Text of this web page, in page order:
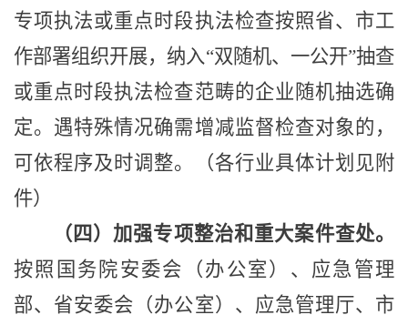
专项执法或重点时段执法检查按照省、市工
作部署组织开展，纳入“双随机、一公开”抽查
或重点时段执法检查范畴的企业随机抽选确
定。遇特殊情况确需增减监督检查对象的，
可依程序及时调整。（各行业具体计划见附
件）
（四）加强专项整治和重大案件查处。
按照国务院安委会（办公室）、应急管理
部、省安委会（办公室）、应急管理厅、市